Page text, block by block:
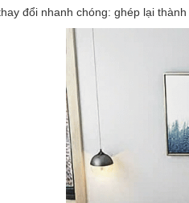
đổi nhanh chóng: ghép lại thành